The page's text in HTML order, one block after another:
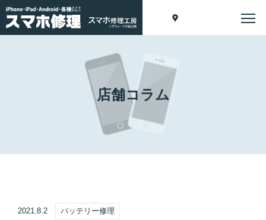
店舗コラム
2021.8.2 バッテリー修理